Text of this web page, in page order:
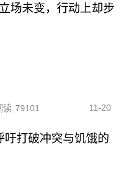
场未变，行动上却步
读 79101 11-20
吁打破冲突与饥饿的